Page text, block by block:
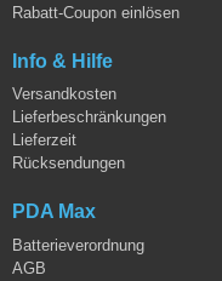
Rabatt-Coupon einlösen
Info & Hilfe
Versandkosten
Lieferbeschränkungen
Lieferzeit
Rücksendungen
PDA Max
Batterieverordnung
AGB